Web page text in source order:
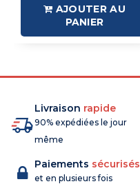
AJOUTER AU
PANIER
Livraison rapide
90% expédiées le jour
même
Paiements sécurisés
et en plusieurs fois